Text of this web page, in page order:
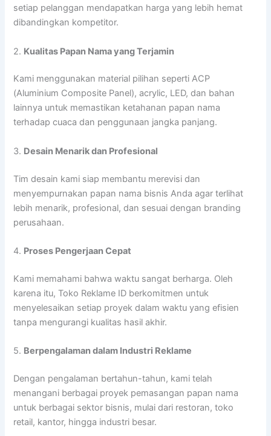
setiap pelanggan mendapatkan harga yang lebih hemat
dibandingkan kompetitor.
2. Kualitas Papan Nama yang Terjamin
Kami menggunakan material pilihan seperti ACP
(Aluminium Composite Panel), acrylic, LED, dan bahan
lainnya untuk memastikan ketahanan papan nama
terhadap cuaca dan penggunaan jangka panjang.
3. Desain Menarik dan Profesional
Tim desain kami siap membantu merevisi dan
menyempurnakan papan nama bisnis Anda agar terlihat
lebih menarik, profesional, dan sesuai dengan branding
perusahaan.
4. Proses Pengerjaan Cepat
Kami memahami bahwa waktu sangat berharga. Oleh
karena itu, Toko Reklame ID berkomitmen untuk
menyelesaikan setiap proyek dalam waktu yang efisien
tanpa mengurangi kualitas hasil akhir.
5. Berpengalaman dalam Industri Reklame
Dengan pengalaman bertahun-tahun, kami telah
menangani berbagai proyek pemasangan papan nama
untuk berbagai sektor bisnis, mulai dari restoran, toko
retail, kantor, hingga industri besar.